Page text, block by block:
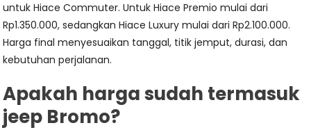
untuk Hiace Commuter. Untuk Hiace Premio mulai dari
Rp1.350.000, sedangkan Hiace Luxury mulai dari Rp2.100.000.
Harga final menyesuaikan tanggal, titik jemput, durasi, dan
kebutuhan perjalanan.
Apakah harga sudah termasuk
jeep Bromo?